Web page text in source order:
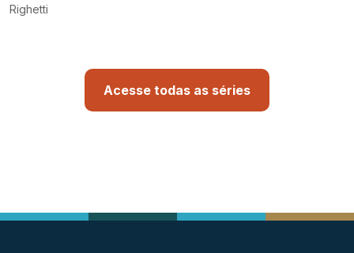
Righetti
Acesse todas as séries